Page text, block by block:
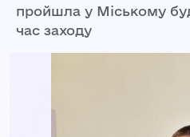
пройшла у Міському
час заходу